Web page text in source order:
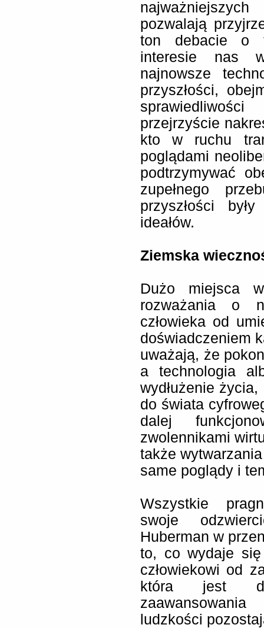
pozwalają
ton debacie o
interesie nas
najnowsze
przyszłości,
przejrzyście
kto w ruchu
poglądami
podtrzymywać
zupełnego
przyszłości
ideałów.
Ziemska
Dużo miejsca
rozważania o
człowieka od
doświadczeniem
uważają, że
a technologia
wydłużenie
do świata
dalej
zwolennikami
także
same poglądy i
Wszystkie
swoje
Huberman w
to, co wydaje się
człowiekowi od
która jest
ludzkości